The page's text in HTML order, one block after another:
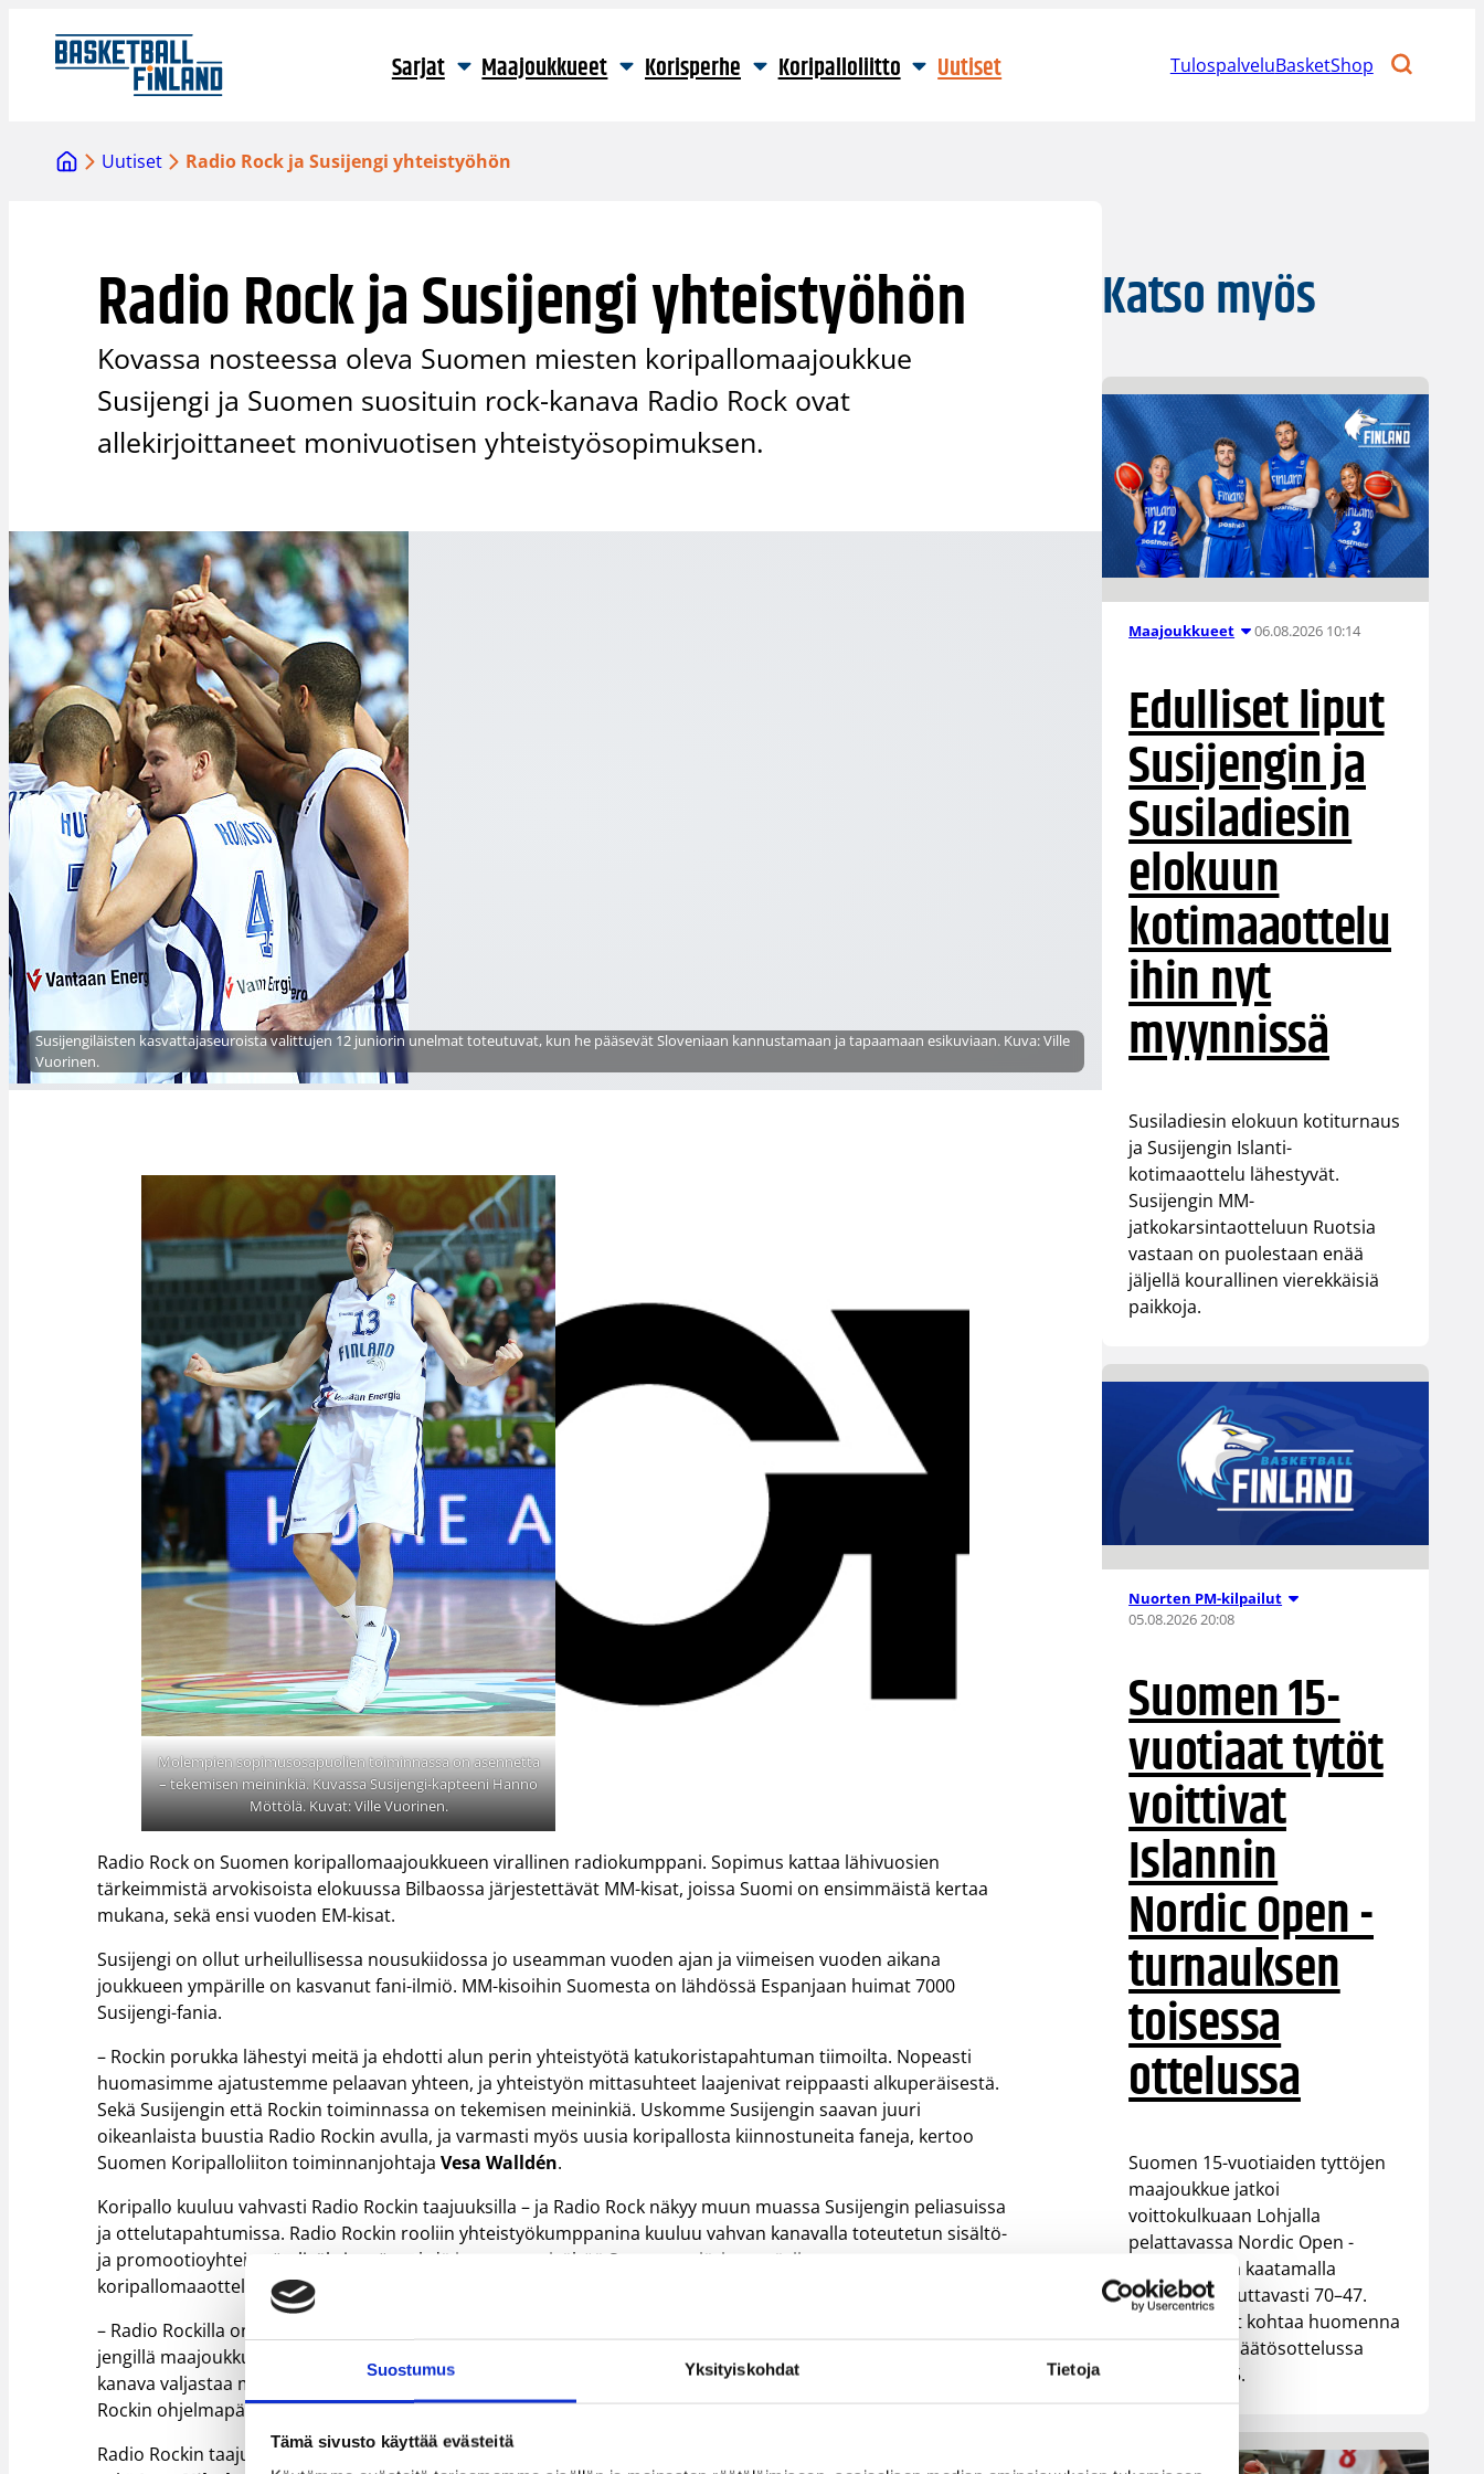
Suostumus Yksityiskohdat Tietoja
Tämä sivusto käyttää evästeitä
sisältöön
Sarjat Maajoukkueet Korisperhe Koripalloliitto Uutiset TulospalveluBasketShop
Uutiset Radio Rock ja Susijengi yhteistyöhön
Radio Rock ja Susijengi yhteistyöhön
Kovassa nosteessa oleva Suomen miesten koripallomaajoukkue
Susijengi ja Suomen suosituin rock-kanava Radio Rock ovat
allekirjoittaneet monivuotisen yhteistyösopimuksen.
Susijengiläisten kasvattajaseuroista valittujen 12 juniorin unelmat toteutuvat, kun he pääsevät Sloveniaan kannustamaan ja tapaamaan esikuviaan. Kuva: Ville
Vuorinen.
Molempien sopimusosapuolien toiminnassa on asennetta
– tekemisen meininkiä. Kuvassa Susijengi-kapteeni Hanno
Möttölä. Kuvat: Ville Vuorinen.
Radio Rock on Suomen koripallomaajoukkueen virallinen radiokumppani. Sopimus kattaa lähivuosien
tärkeimmistä arvokisoista elokuussa Bilbaossa järjestettävät MM-kisat, joissa Suomi on ensimmäistä kertaa
mukana, sekä ensi vuoden EM-kisat.
Susijengi on ollut urheilullisessa nousukiidossa jo useamman vuoden ajan ja viimeisen vuoden aikana
joukkueen ympärille on kasvanut fani-ilmiö. MM-kisoihin Suomesta on lähdössä Espanjaan huimat 7000
Susijengi-fania.
– Rockin porukka lähestyi meitä ja ehdotti alun perin yhteistyötä katukoristapahtuman tiimoilta. Nopeasti
huomasimme ajatustemme pelaavan yhteen, ja yhteistyön mittasuhteet laajenivat reippaasti alkuperäisestä.
Sekä Susijengin että Rockin toiminnassa on tekemisen meininkiä. Uskomme Susijengin saavan juuri
oikeanlaista buustia Radio Rockin avulla, ja varmasti myös uusia koripallosta kiinnostuneita faneja, kertoo
Suomen Koripalloliiton toiminnanjohtajaVesa Walldén.
Koripallo kuuluu vahvasti Radio Rockin taajuuksilla – ja Radio Rock näkyy muun muassa Susijengin peliasuissa
ja ottelutapahtumissa. Radio Rockin rooliin yhteistyökumppanina kuuluu vahvan kanavalla toteutetun sisältö-
ja promootioyhteistyön lisäksi myös tehdä ja tuottaa sisältöä Suomessa järjestettäviin
koripallomaaottelutapahtumiin.
– Radio Rockilla on maan uskollisimmat ja vannoutuneimmat kuulijat, joten on upeaa päästä nostamaan tällä
jengillä maajoukkuekoripalloilua koko kansan tietoisuuteen omaperäisellä tyylillämme. Suomen suurin rock-
kanava valjastaa mieluusti rock-asenteensa ja omistautumisensa ihailemamme Susijengin käyttöön, Radio
Rockin ohjelmapäällikköOsku Nurmiiloitsee.
Radio Rockin taajuuksilla radio-ohjelmia isännöivät muun muassa Korporaation
Katso myös
Maajoukkueet 06.08.2026 10:14
Edulliset liput
Susijengin ja
Susiladiesin
elokuun
kotimaaottelu
ihin nyt
myynnissä
Susiladiesin elokuun kotiturnaus
ja Susijengin Islanti-
kotimaaottelu lähestyvät.
Susijengin MM-
jatkokarsintaotteluun Ruotsia
vastaan on puolestaan enää
jäljellä kourallinen vierekkäisiä
paikkoja.
Nuorten PM-kilpailut
05.08.2026 20:08
Suomen 15-
vuotiaat tytöt
voittivat
Islannin
Nordic Open -
turnauksen
toisessa
ottelussa
Suomen 15-vuotiaiden tyttöjen
maajoukkue jatkoi
voittokulkuaan Lohjalla
pelattavassa Nordic Open -
turnauksessa kaatamalla
Islannin vakuuttavasti 70–47.
Sudenpennut kohtaa huomenna
turnauksen päätösottelussa
Latvian klo 15.